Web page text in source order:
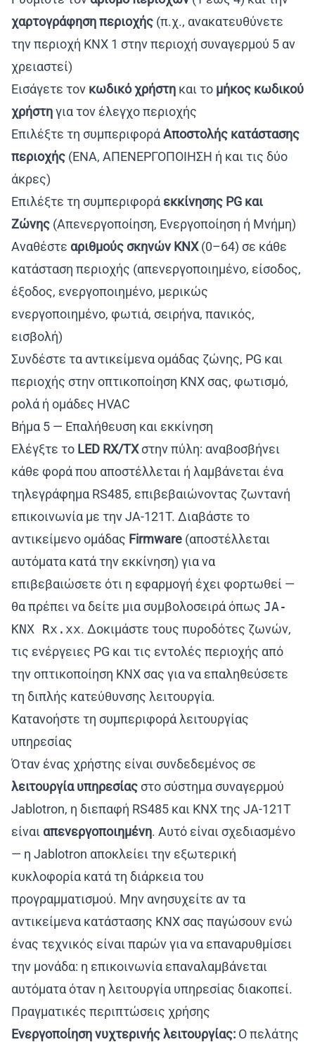
χαρτογράφηση περιοχής (π.χ., ανακατευθύνετε
την περιοχή KNX 1 στην περιοχή συναγερμού 5 αν
χρειαστεί)
Εισάγετε τον κωδικό χρήστη και το μήκος κωδικού
χρήστηγια τον έλεγχο περιοχής
Επιλέξτε τη συμπεριφοράΑποστολής κατάστασης
περιοχής (ΕΝΑ, ΑΠΕΝΕΡΓΟΠΟΙΗΣΗ ή και τις δύο
άκρες)
Επιλέξτε τη συμπεριφορά εκκίνησης PG και
Ζώνης (Απενεργοποίηση, Ενεργοποίηση ή Μνήμη)
Αναθέστε αριθμούς σκηνών KNX(0–64) σε κάθε
κατάσταση περιοχής (απενεργοποιημένο, είσοδος,
έξοδος, ενεργοποιημένο, μερικώς
ενεργοποιημένο, φωτιά, σειρήνα, πανικός,
εισβολή)
Συνδέστε τα αντικείμενα ομάδας ζώνης, PG και
περιοχής στην οπτικοποίηση KNX σας, φωτισμό,
ρολά ή ομάδες HVAC
Βήμα 5 — Επαλήθευση και εκκίνηση
Ελέγξτε το LED RX/TXστην πύλη: αναβοσβήνει
κάθε φορά που αποστέλλεται ή λαμβάνεται ένα
τηλεγράφημα RS485, επιβεβαιώνοντας ζωντανή
επικοινωνία με την JA-121T. Διαβάστε το
αντικείμενο ομάδας Firmware (αποστέλλεται
αυτόματα κατά την εκκίνηση) για να
επιβεβαιώσετε ότι η εφαρμογή έχει φορτωθεί —
θα πρέπει να δείτε μια συμβολοσειρά όπως JA-
KNX Rx.xx. Δοκιμάστε τους πυροδότες ζωνών,
τις ενέργειες PG και τις εντολές περιοχής από
την οπτικοποίηση KNX σας για να επαληθεύσετε
τη διπλής κατεύθυνσης λειτουργία.
Κατανοήστε τη συμπεριφορά λειτουργίας
υπηρεσίας
Όταν ένας χρήστης είναι συνδεδεμένος σε
λειτουργία υπηρεσίαςστο σύστημα συναγερμού
Jablotron, η διεπαφή RS485 και KNX της JA-121T
είναι απενεργοποιημένη. Αυτό είναι σχεδιασμένο
— η Jablotron αποκλείει την εξωτερική
κυκλοφορία κατά τη διάρκεια του
προγραμματισμού. Μην ανησυχείτε αν τα
αντικείμενα κατάστασης KNX σας παγώσουν ενώ
ένας τεχνικός είναι παρών για να επαναρυθμίσει
την μονάδα: η επικοινωνία επαναλαμβάνεται
αυτόματα όταν η λειτουργία υπηρεσίας διακοπεί.
Πραγματικές περιπτώσεις χρήσης
Ενεργοποίηση νυχτερινής λειτουργίας: Ο πελάτης